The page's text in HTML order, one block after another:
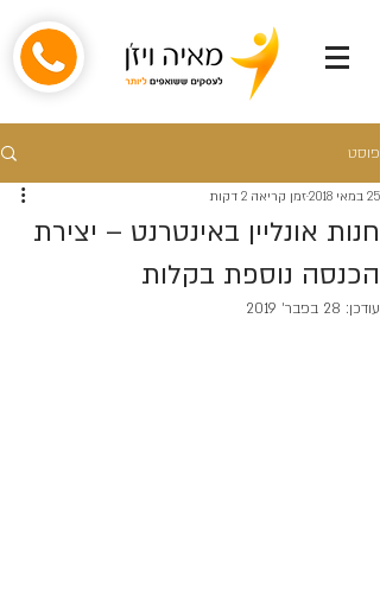
פוסט
חנות אונליין באינטרנט – יצירת
הכנסה נוספת בקלות
25 במאי 2018 זמן קריאה 2 דקות
עודכן: 28 בפבר׳ 2019